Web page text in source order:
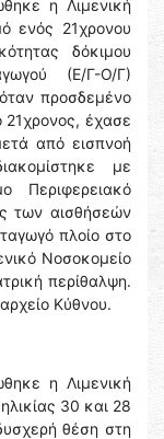
η Λιμενική
ενός 21χρονου
δόκιμου
(Ε/Γ-Ο/Γ)
προσδεμένο
21χρονος, έχασε
από εισπνοή
με
Περιφερειακό
των αισθήσεών
πλοίο στο
Νοσοκομείο
περίθαλψη.
Κύθνου.
η Λιμενική
30 και 28
θέση στη